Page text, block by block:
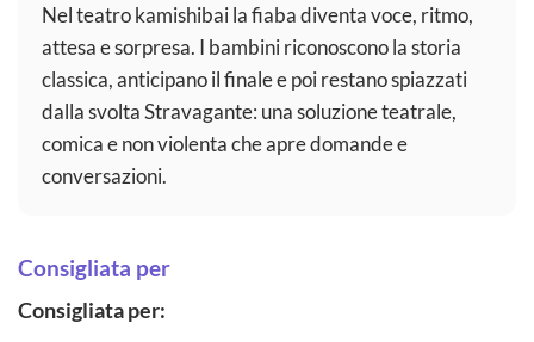
Nel teatro kamishibai la fiaba diventa voce, ritmo,
attesa e sorpresa. I bambini riconoscono la storia
classica, anticipano il finale e poi restano spiazzati
dalla svolta Stravagante: una soluzione teatrale,
comica e non violenta che apre domande e
conversazioni.
Consigliata per
Consigliata per: